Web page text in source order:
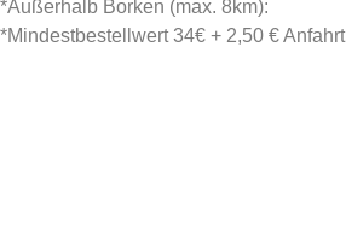
*Außerhalb Borken (max. 8km):
*Mindestbestellwert 34€ + 2,50 € Anfahrt